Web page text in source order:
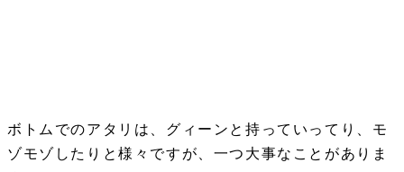
ボトムでのアタリは、グィーンと持っていってり、モ
ゾモゾしたりと様々ですが、一つ大事なことがありま